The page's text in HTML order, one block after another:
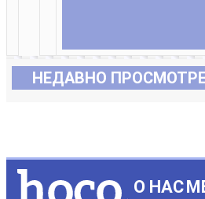
НЕДАВНО
О НАС